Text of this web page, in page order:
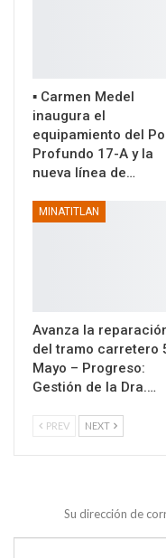
▪️ Carmen Medel
inaugura el
equipamiento del
Profundo 17-A y la
nueva línea de…
MINATITLAN
Avanza la
del tramo carretero
Mayo – Progreso:
Gestión de la Dra.…
PREV NEXT
Su dirección de